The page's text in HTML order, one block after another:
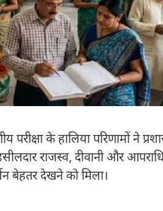
परीक्षा के हालिया परिणामों ने
राजस्व, दीवानी और
बेहतर देखने को मिला।